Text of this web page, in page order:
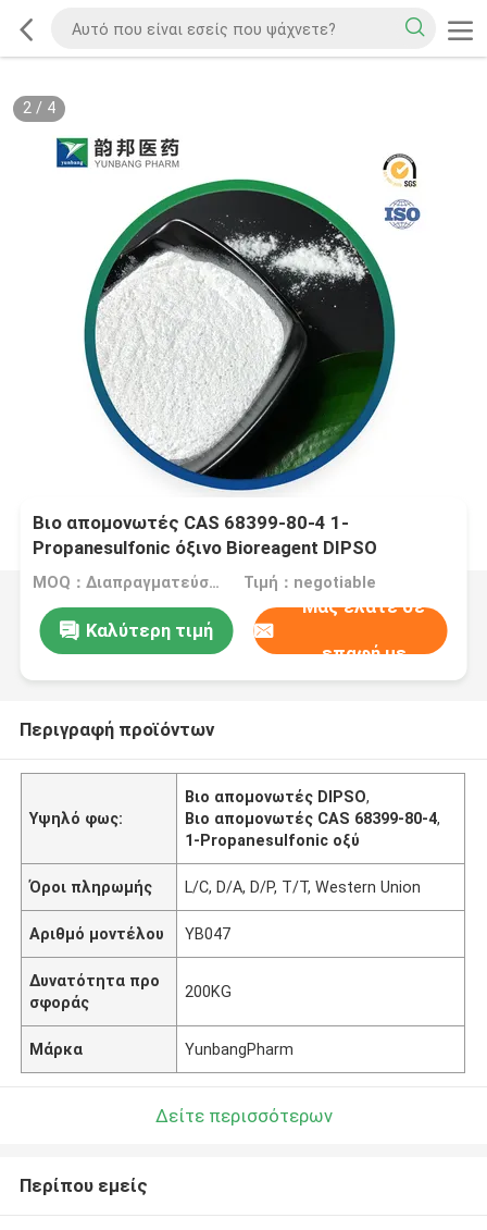
2/ 4
Βιο απομονωτές CAS 68399-80-4 1-
Propanesulfonic όξινο Bioreagent DIPSO
MOQ：Διαπραγματεύσιμος Τιμή：negotiable
Καλύτερη τιμή
Μας ελάτε σε
επαφή με
Περιγραφή προϊόντων
Υψηλό φως:
Βιο απομονωτές DIPSO,
Βιο απομονωτές CAS 68399-80-4,
1-Propanesulfonic οξύ
Όροι πληρωμής L/C, D/A, D/P, T/T, Western Union
Αριθμό μοντέλου YB047
Δυνατότητα προ
σφοράς
200KG
Μάρκα YunbangPharm
Δείτε περισσότερων
Περίπου εμείς